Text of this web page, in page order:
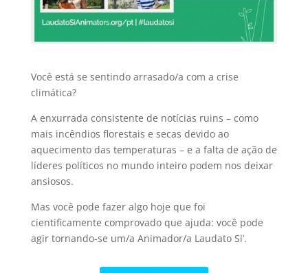
Você está se sentindo arrasado/a com a crise
climática?
A enxurrada consistente de notícias ruins – como
mais incêndios florestais e secas devido ao
aquecimento das temperaturas – e a falta de ação de
líderes políticos no mundo inteiro podem nos deixar
ansiosos.
Mas você pode fazer algo hoje que foi
cientificamente comprovado que ajuda: você pode
agir tornando-se um/a Animador/a Laudato Si’.